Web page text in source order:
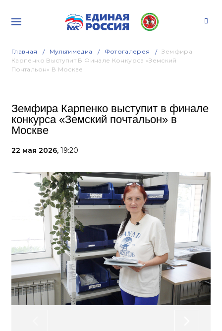
Главная Мультимедиа Фотогалерея
Земфира
Карпенко Выступит В Финале Конкурса «Земский
Почтальон» В Москве
Земфира Карпенко выступит в финале
конкурса «Земский почтальон» в
Москве
22 мая 2026, 19:20